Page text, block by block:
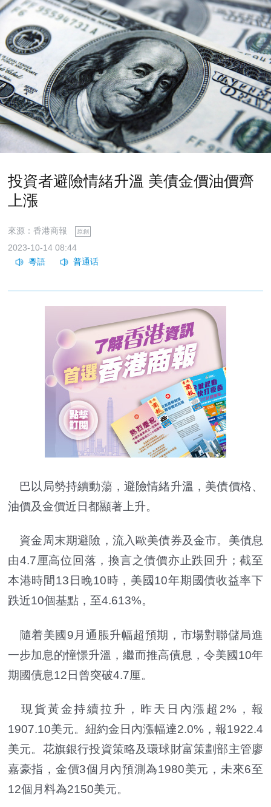
投資者避險情緒升溫 美債金價油價齊
上漲
來源：香港商報 原創
2023-10-14 08:44
巴以局勢持續動蕩，避險情緒升溫，美債價格、
油價及金價近日都顯著上升。
資金周末期避險，流入歐美債券及金市。美債息
由4.7厘高位回落，換言之債價亦止跌回升；截至
本港時間13日晚10時，美國10年期國債收益率下
跌近10個基點，至4.613%。
隨着美國9月通脹升幅超預期，市場對聯儲局進
一步加息的憧憬升溫，繼而推高債息，令美國10年
期國債息12日曾突破4.7厘。
現貨黃金持續拉升，昨天日內漲超2%，報
1907.10美元。紐約金日內漲幅達2.0%，報1922.4
美元。花旗銀行投資策略及環球財富策劃部主管廖
嘉豪指，金價3個月內預測為1980美元，未來6至
12個月料為2150美元。